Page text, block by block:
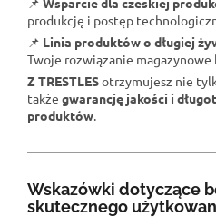
produkcję i postęp
📌 Linia produktów o długiej
Twoje rozwiązanie magazynowe
Z TRESTLESotrzymujesz nie
także gwarancję jakości i
produktów
Wskazówki dotyczące
skutecznego